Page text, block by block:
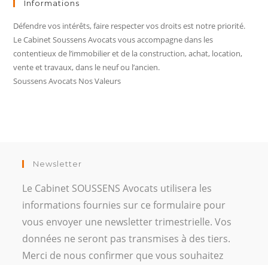
Informations
Défendre vos intérêts, faire respecter vos droits est notre priorité.
Le Cabinet Soussens Avocats vous accompagne dans les
contentieux de l’immobilier et de la construction, achat, location,
vente et travaux, dans le neuf ou l’ancien.
Soussens Avocats Nos Valeurs
Newsletter
Le Cabinet SOUSSENS Avocats utilisera les
informations fournies sur ce formulaire pour
vous envoyer une newsletter trimestrielle. Vos
données ne seront pas transmises à des tiers.
Merci de nous confirmer que vous souhaitez